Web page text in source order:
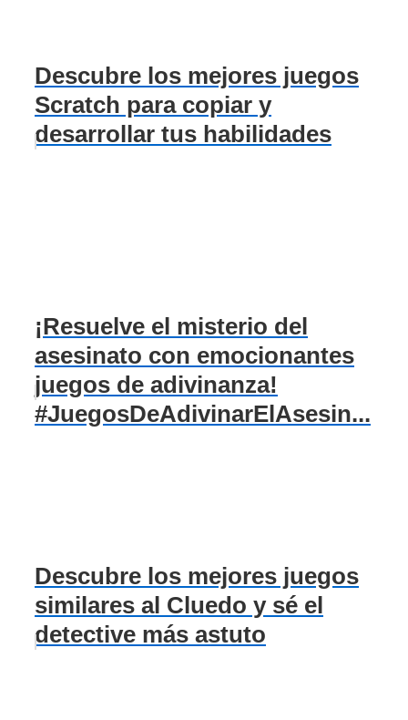
Descubre los mejores juegos
Scratch para copiar y
desarrollar tus habilidades
¡Resuelve el misterio del
asesinato con emocionantes
juegos de adivinanza!
#JuegosDeAdivinarElAsesin...
Descubre los mejores juegos
similares al Cluedo y sé el
detective más astuto